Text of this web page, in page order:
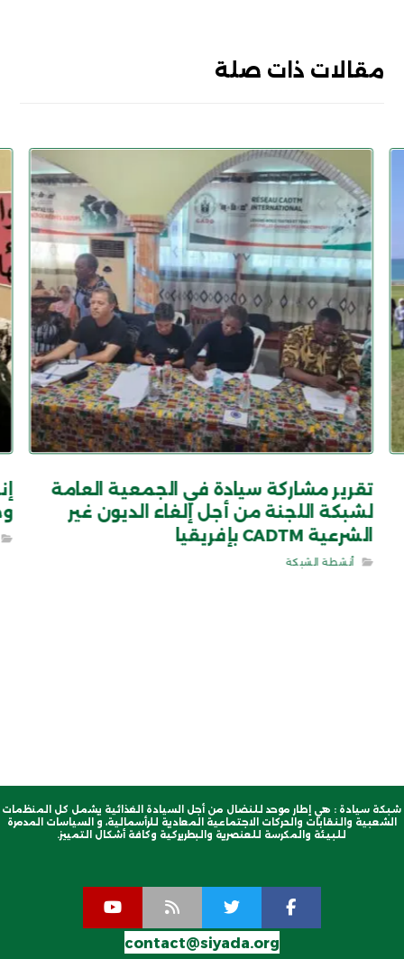
مقالات ذات صلة
تقرير مشاركة سيادة في الجمعية العامة
لشبكة اللجنة من أجل إلغاء الديون غير
الشرعية CADTM بإفريقيا
أنشطة الشبكة
شبكة سيادة : هي إطار موحد للنضال من أجل السيادة الغذائية يشمل كل المنظمات
الشعبية والنقابات والحركات الاجتماعية المعادية للرأسمالية، و السياسات المدمرة
للبيئة والمكرسة للعنصرية والبطريركية وكافة أشكال التمييز.
contact@siyada.org